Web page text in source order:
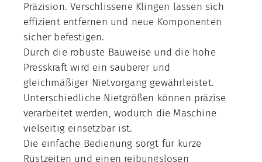
Messen
Neuigkeiten
Blechbearbeitung
Downloads
Präzision. Verschlissene Klingen lassen sich
effizient entfernen und neue Komponenten
sicher befestigen.
Durch die robuste Bauweise und die hohe
Presskraft wird ein sauberer und
gleichmäßiger Nietvorgang gewährleistet.
Unterschiedliche Nietgrößen können präzise
verarbeitet werden, wodurch die Maschine
vielseitig einsetzbar ist.
Die einfache Bedienung sorgt für kurze
Rüstzeiten und einen reibungslosen